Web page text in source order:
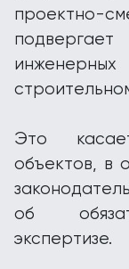
проектно-
Это
объектов, в
об
экспертизе.